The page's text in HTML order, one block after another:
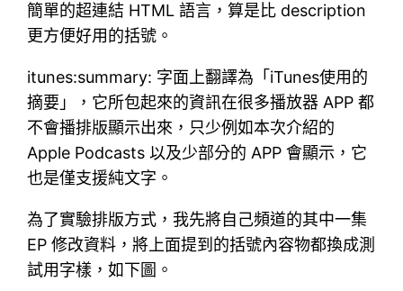
簡單的超連結 HTML 語言，算是比 description
更方便好用的括號。
itunes:summary: 字面上翻譯為「iTunes使用的
摘要」，它所包起來的資訊在很多播放器 APP 都
不會播排版顯示出來，只少例如本次介紹的
Apple Podcasts 以及少部分的 APP 會顯示，它
也是僅支援純文字。
為了實驗排版方式，我先將自己頻道的其中一集
EP 修改資料，將上面提到的括號內容物都換成測
試用字樣，如下圖。